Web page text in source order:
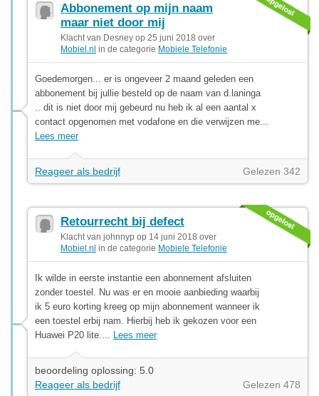
Abbonement op mijn naam
maar niet door mij
Klacht van Desney op 25 juni 2018 over
Mobiel.nl in de categorie Mobiele Telefonie
Goedemorgen... er is ongeveer 2 maand geleden een
abbonement bij jullie besteld op de naam van d.laninga
.. dit is niet door mij gebeurd nu heb ik al een aantal x
contact opgenomen met vodafone en die verwijzen me...
Lees meer
Reageer als bedrijf Gelezen 342
Retourrecht bij defect
Klacht van johnnyp op 14 juni 2018 over
Mobiel.nl in de categorie Mobiele Telefonie
Ik wilde in eerste instantie een abonnement afsluiten
zonder toestel. Nu was er en mooie aanbieding waarbij
ik 5 euro korting kreeg op mijn abonnement wanneer ik
een toestel erbij nam. Hierbij heb ik gekozen voor een
Huawei P20 lite.... Lees meer
beoordeling oplossing: 5.0
Reageer als bedrijf
Gelezen 478